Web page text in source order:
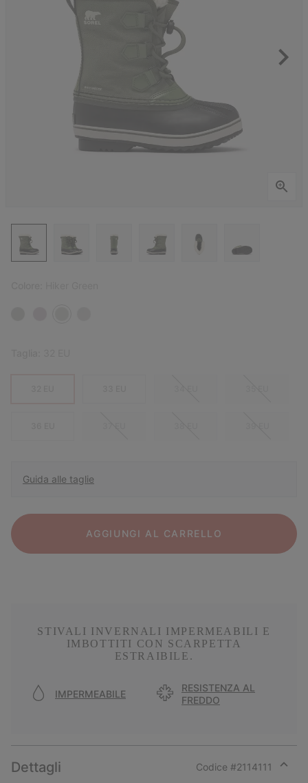
Guida alle taglie
AGGIUNGI AL CARRELLO
STIVALI INVERNALI IMPERMEABILI E
IMBOTTITI CON SCARPETTA
ESTRAIBILE.
IMPERMEABILE
RESISTENZA AL
FREDDO
Dettagli Codice #2114111